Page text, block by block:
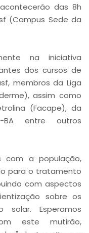
das 8h
(Campus Sede da
na iniciativa
dos cursos de
membros da Liga
assim como
(Facape), da
BA entre outros
com a população,
para o tratamento
com aspectos
sobre os
solar. Esperamos
este mutirão,